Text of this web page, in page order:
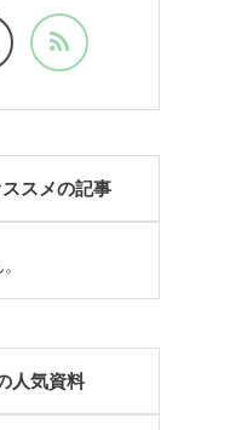
スメの記事
人気資料